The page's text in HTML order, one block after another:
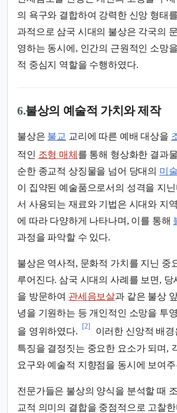
의 욕구와 결합하여 강력한 신앙 형태
과적으로 삼국 시대의 불상은 각국의
영하는 동시에, 인간의 근원적인 소망
적 중심지 역할을 수행하였다.
6.불상의 예술적 가치와 제작
불상은 불교 교리에 따른 예배 대상을
적인 조형 매체 를 통해 형상화한 결과
순한 종교적 상징물을 넘어 당대의 미술
이 집약된 예술품으로서의 성격을 지닌
서 사용되는 재료와 기법은 시대와 지
에 따라 다양하게 나타나며, 이를 통해
과정을 파악할 수 있다.
불상은 역사적, 문화적 가치를 지닌 중
루어진다. 삼국 시대의 사례를 보면,
을 방문하여 관세음보살과 같은 불상
녕을 기원하는 등 개인적인 소망을 투
을 영위하였다.
[2]
이러한 신앙적 배
특징을 결정짓는 중요한 요소가 되며,
요구와 예술적 지향점을 동시에 보여
전문가들은 불상의 양식을 분석할 때
교적 의미의 결합을 중점적으로 고찰